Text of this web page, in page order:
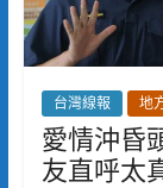
台灣線報 地
愛情沖昏
友直呼太